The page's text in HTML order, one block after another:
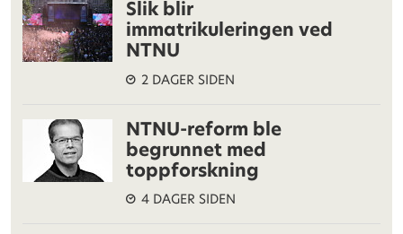
Slik blir
immatrikuleringen ved
NTNU
2 DAGER SIDEN
NTNU-reform ble
begrunnet med
toppforskning
4 DAGER SIDEN